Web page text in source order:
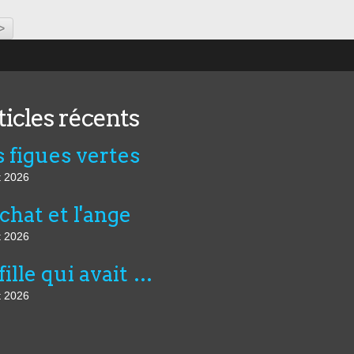
récents
figues vertes
2026
et l'ange
2026
La fille qui avait décidé
2026